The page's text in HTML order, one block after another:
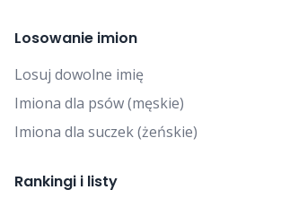
Losowanie imion
Losuj dowolne imię
Imiona dla psów (męskie)
Imiona dla suczek (żeńskie)
Rankingi i listy